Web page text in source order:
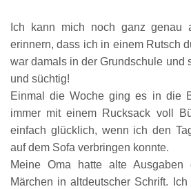
Ich kann mich noch ganz genau
erinnern, dass ich in einem Rutsch
war damals in der Grundschule und
und süchtig!
Einmal die Woche ging es in die
immer mit einem Rucksack voll
einfach glücklich, wenn ich den
auf dem Sofa verbringen konnte.
Meine Oma hatte alte Ausgaben
Märchen in altdeutscher Schrift.